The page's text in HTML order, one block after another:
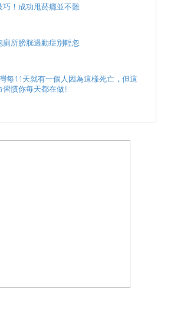
巧！成功甩菸癮並不難
廁所膀胱過動症別輕忽
每11天就有一個人因為這樣死亡，但這
習慣你每天都在做!!